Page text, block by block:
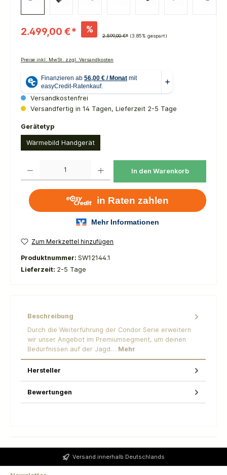
2.499,00 €* %
2.599,00 €* (3.85% gespart)
Preise inkl. MwSt. zzgl. Versandkosten
Versandkostenfrei
Versandfertig in 14 Tagen, Lieferzeit 2-5 Tage
Gerätetypauswählen
Wärmebild Handgerät
In den Warenkorb
Zum Merkzettel hinzufügen
Produktnummer: SW12144.1
Lieferzeit: 2-5 Tage
Beschreibung
Durch die Weiterführung der Condor Serie erweitern
wir unser Angebot im Premiumsegment, um deinen
Bedürfnissen auf der Jagd… Mehr
Hersteller
Bewertungen
Versand innerhalb Deutschlands